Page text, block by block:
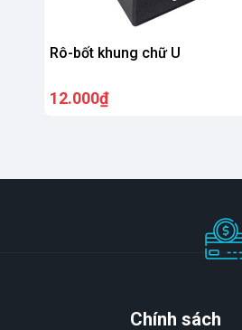
Rô-bốt khung chữ U
12.000₫
Chính sách